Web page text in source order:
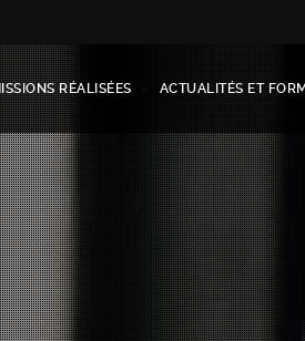
RÉALISÉES ACTUALITÉS ET